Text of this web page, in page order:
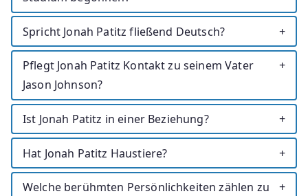
Spricht Jonah Patitz fließend Deutsch?
Pflegt Jonah Patitz Kontakt zu seinem Vater
Jason Johnson?
Ist Jonah Patitz in einer Beziehung?
Hat Jonah Patitz Haustiere?
Welche berühmten Persönlichkeiten zählen zu